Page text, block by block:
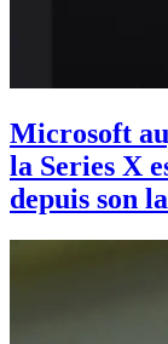
Microsoft
la Series X
depuis son